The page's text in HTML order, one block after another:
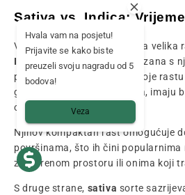
Sativa vs. Indica:
Vrijeme cvjetanja je još jedna velika
Indice
, koja je izravno povezana s
podrijetlom. Sorte
, koje
gdje su godišnja doba kraća, imaju
obično između 7 i 9 tjedana.
Njihov kompaktan rast omogućuje
površinama, što ih čini popularnima
zatvorenom prostoru ili onima koji
S druge strane, sativa sorte
Hvala vam na posjetu!
Prijavite se kako biste
preuzeli svoju nagradu od 5
bodova!
Veza